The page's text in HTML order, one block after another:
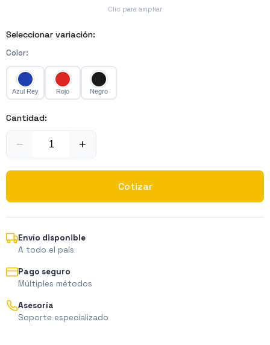
Clic para ampliar
Seleccionar variación:
Color:
Azul Rey Rojo Negro
Cantidad:
− +
Cotizar
Envío disponible
A todo el país
Pago seguro
Múltiples métodos
Asesoría
Soporte especializado